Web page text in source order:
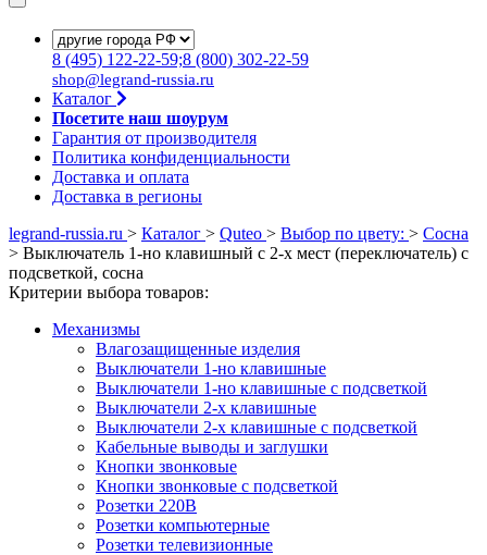
8 (495) 122-22-59;8 (800) 302-22-59
shop@legrand-russia.ru
Каталог
Посетите наш шоурум
Гарантия от производителя
Политика конфиденциальности
Доставка и оплата
Доставка в регионы
legrand-russia.ru > Каталог > Quteo > Выбор по цвету: > Сосна
> Выключатель 1-но клавишный с 2-х мест (переключатель) с
подсветкой, сосна
Критерии выбора товаров:
Механизмы
Влагозащищенные изделия
Выключатели 1-но клавишные
Выключатели 1-но клавишные с подсветкой
Выключатели 2-х клавишные
Выключатели 2-х клавишные с подсветкой
Кабельные выводы и заглушки
Кнопки звонковые
Кнопки звонковые с подсветкой
Розетки 220В
Розетки компьютерные
Розетки телевизионные